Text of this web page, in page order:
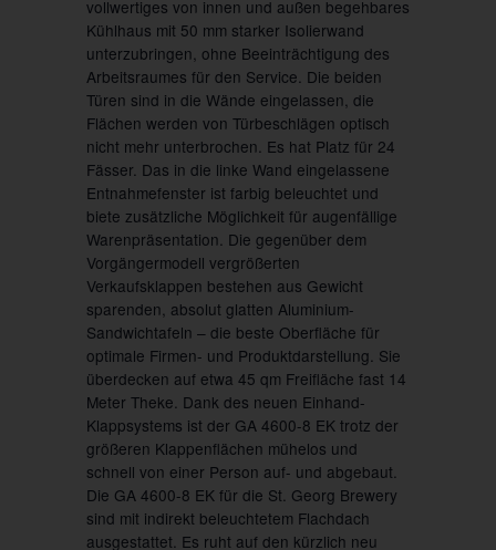
vollwertiges von innen und außen begehbares
Kühlhaus mit 50 mm starker Isolierwand
unterzubringen, ohne Beeinträchtigung des
Arbeitsraumes für den Service. Die beiden
Türen sind in die Wände eingelassen, die
Flächen werden von Türbeschlägen optisch
nicht mehr unterbrochen. Es hat Platz für 24
Fässer. Das in die linke Wand eingelassene
Entnahmefenster ist farbig beleuchtet und
biete zusätzliche Möglichkeit für augenfällige
Warenpräsentation. Die gegenüber dem
Vorgängermodell vergrößerten
Verkaufsklappen bestehen aus Gewicht
sparenden, absolut glatten Aluminium-
Sandwichtafeln – die beste Oberfläche für
optimale Firmen- und Produktdarstellung. Sie
überdecken auf etwa 45 qm Freifläche fast 14
Meter Theke. Dank des neuen Einhand-
Klappsystems ist der GA 4600-8 EK trotz der
größeren Klappenflächen mühelos und
schnell von einer Person auf- und abgebaut.
Die GA 4600-8 EK für die St. Georg Brewery
sind mit indirekt beleuchtetem Flachdach
ausgestattet. Es ruht auf den kürzlich neu